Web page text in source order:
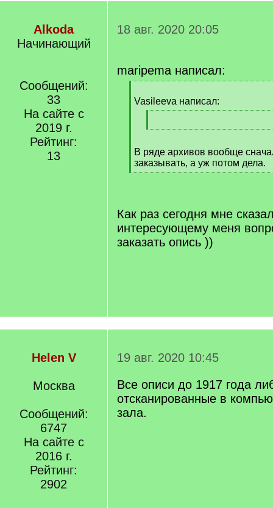
Alkoda
Начинающий
Сообщений:
33
На сайте с
2019 г.
Рейтинг:
13
18 авг. 2020 20:05
maripema написал:
q
Vasileeva написал:
q
[
q
]
В ряде архивов вообще
заказывать, а уж потом дела.
[
Как раз сегодня мне
интересующему меня
заказать опись ))
Helen V
Москва
Сообщений:
6747
На сайте с
2016 г.
Рейтинг:
2902
19 авг. 2020 10:45
Все описи до 1917 года
отсканированные в
зала.